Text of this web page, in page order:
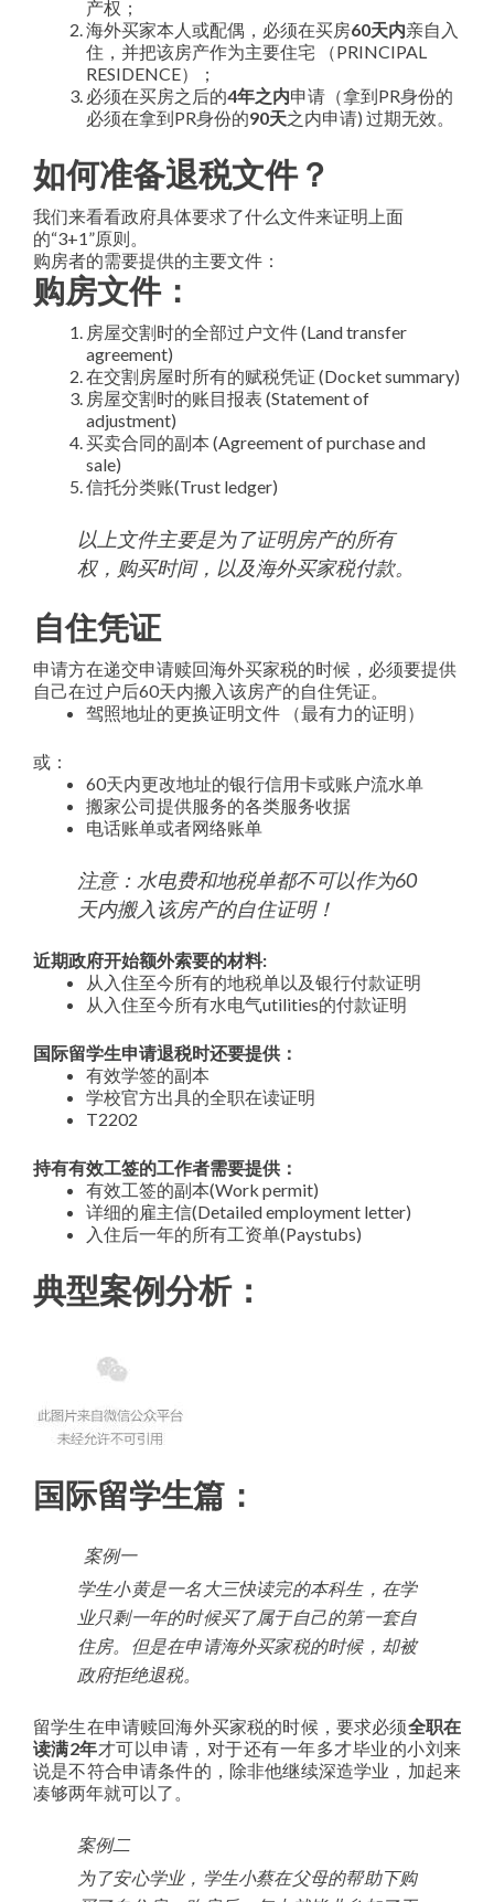
产权；
海外买家本人或配偶，必须在买房60天内亲自入
住，并把该房产作为主要住宅 （PRINCIPAL
RESIDENCE）；
必须在买房之后的4年之内申请（拿到PR身份的
必须在拿到PR身份的90天之内申请) 过期无效。
如何准备退税文件？
我们来看看政府具体要求了什么文件来证明上面
的“3+1”原则。
购房者的需要提供的主要文件：
购房文件：
房屋交割时的全部过户文件 (Land transfer
agreement)
在交割房屋时所有的赋税凭证 (Docket summary)
房屋交割时的账目报表 (Statement of
adjustment)
买卖合同的副本 (Agreement of purchase and
sale)
信托分类账(Trust ledger)
以上文件主要是为了证明房产的所有
权，购买时间，以及海外买家税付款。
自住凭证
申请方在递交申请赎回海外买家税的时候，必须要提供
自己在过户后60天内搬入该房产的自住凭证。
驾照地址的更换证明文件 （最有力的证明）
或：
60天内更改地址的银行信用卡或账户流水单
搬家公司提供服务的各类服务收据
电话账单或者网络账单
注意：水电费和地税单都不可以作为60
天内搬入该房产的自住证明！
近期政府开始额外索要的材料:
从入住至今所有的地税单以及银行付款证明
从入住至今所有水电气utilities的付款证明
国际留学生申请退税时还要提供：
有效学签的副本
学校官方出具的全职在读证明
T2202
持有有效工签的工作者需要提供：
有效工签的副本(Work permit)
详细的雇主信(Detailed employment letter)
入住后一年的所有工资单(Paystubs)
典型案例分析：
国际留学生篇：
案例一
学生小黄是一名大三快读完的本科生，在学
业只剩一年的时候买了属于自己的第一套自
住房。但是在申请海外买家税的时候，却被
政府拒绝退税。
留学生在申请赎回海外买家税的时候，要求必须全职在
读满2年才可以申请，对于还有一年多才毕业的小刘来
说是不符合申请条件的，除非他继续深造学业，加起来
凑够两年就可以了。
案例二
为了安心学业，学生小蔡在父母的帮助下购